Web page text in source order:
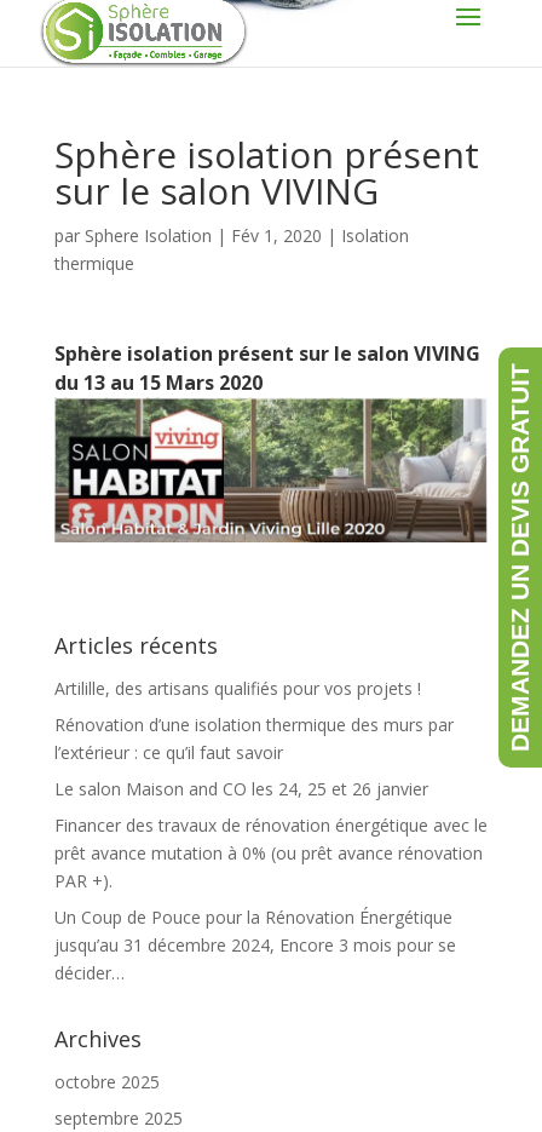
Sphère isolation présent
sur le salon VIVING
par Sphere Isolation | Fév 1, 2020 | Isolation
thermique
Sphère isolation présent sur le salon VIVING
du 13 au 15 Mars 2020
Articles récents
Artilille, des artisans qualifiés pour vos projets !
Rénovation d’une isolation thermique des murs par
l’extérieur : ce qu’il faut savoir
Le salon Maison and CO les 24, 25 et 26 janvier
Financer des travaux de rénovation énergétique avec le
prêt avance mutation à 0% (ou prêt avance rénovation
PAR +).
Un Coup de Pouce pour la Rénovation Énergétique
jusqu’au 31 décembre 2024, Encore 3 mois pour se
décider…
Archives
octobre 2025
septembre 2025
DEMANDEZ UN DEVIS GRATUIT